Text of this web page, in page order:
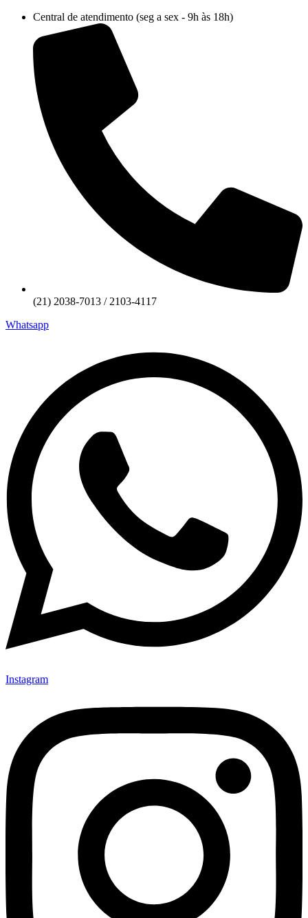
conteúdo
Central de atendimento (seg a sex - 9h às 18h)
(21) 2038-7013 / 2103-4117
Whatsapp
Instagram